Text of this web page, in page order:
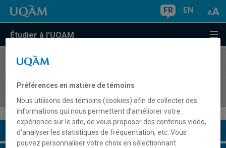
FR EN
Étudier à l'UQAM
COURS//
siècles
Description du cours
Préférences en matière de témoins
Nous utilisons des témoins (cookies) afin de collecter des
informations qui nous permettent d’améliorer votre
expérience sur le site, de vous proposer des contenus vidéo,
d’analyser les statistiques de fréquentation, etc. Vous
pouvez personnaliser votre choix en sélectionnant